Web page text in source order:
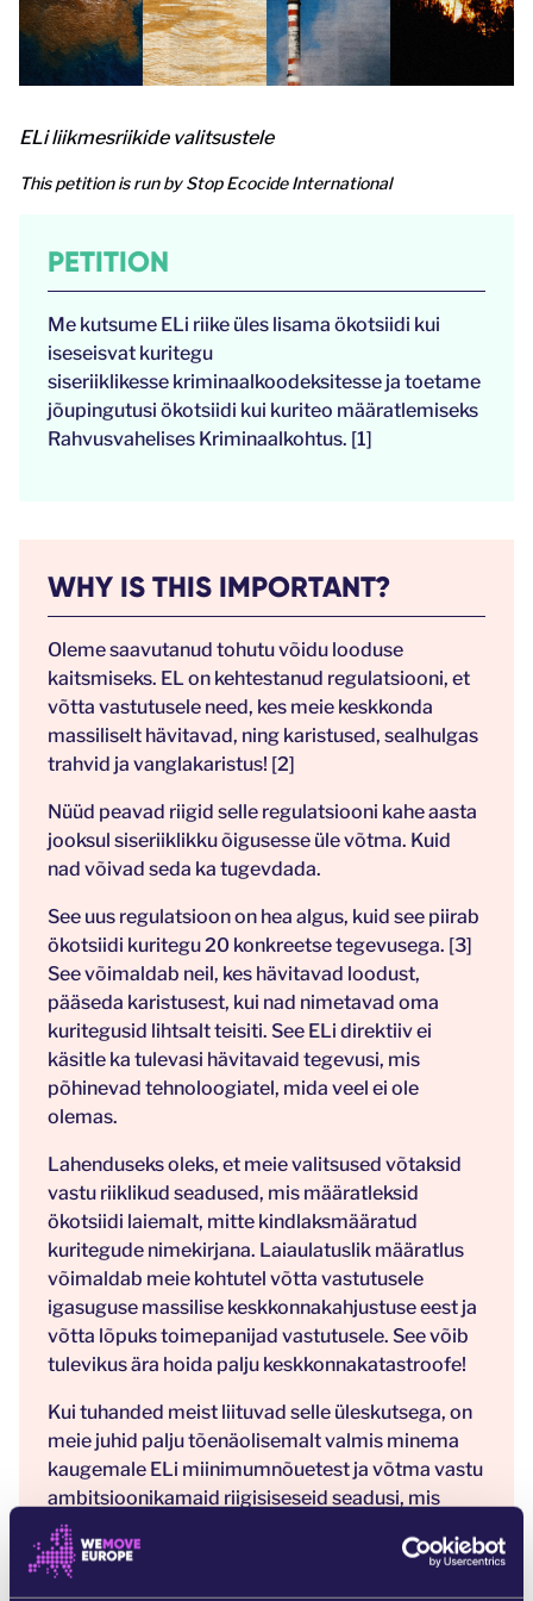
ELi liikmesriikide valitsustele
This petition is run by Stop Ecocide International
PETITION
Me kutsume ELi riike üles lisama ökotsiidi kui
iseseisvat kuritegu
siseriiklikesse kriminaalkoodeksitesse ja toetame
jõupingutusi ökotsiidi kui kuriteo määratlemiseks
Rahvusvahelises Kriminaalkohtus. [1]
WHY IS THIS IMPORTANT?
Oleme saavutanud tohutu võidu looduse
kaitsmiseks. EL on kehtestanud regulatsiooni, et
võtta vastutusele need, kes meie keskkonda
massiliselt hävitavad, ning karistused, sealhulgas
trahvid ja vanglakaristus! [2]
Nüüd peavad riigid selle regulatsiooni kahe aasta
jooksul siseriiklikku õigusesse üle võtma. Kuid
nad võivad seda ka tugevdada.
See uus regulatsioon on hea algus, kuid see piirab
ökotsiidi kuritegu 20 konkreetse tegevusega. [3]
See võimaldab neil, kes hävitavad loodust,
pääseda karistusest, kui nad nimetavad oma
kuritegusid lihtsalt teisiti. See ELi direktiiv ei
käsitle ka tulevasi hävitavaid tegevusi, mis
põhinevad tehnoloogiatel, mida veel ei ole
olemas.
Lahenduseks oleks, et meie valitsused võtaksid
vastu riiklikud seadused, mis määratleksid
ökotsiidi laiemalt, mitte kindlaksmääratud
kuritegude nimekirjana. Laiaulatuslik määratlus
võimaldab meie kohtutel võtta vastutusele
igasuguse massilise keskkonnakahjustuse eest ja
võtta lõpuks toimepanijad vastutusele. See võib
tulevikus ära hoida palju keskkonnakatastroofe!
Kui tuhanded meist liituvad selle üleskutsega, on
meie juhid palju tõenäolisemalt valmis minema
kaugemale ELi miinimumnõuetest ja võtma vastu
ambitsioonikamaid riigisiseseid seadusi, mis
tõepoolest kaitsevad meie loodust. Anna oma
hääl, et ükski keskkonnakuritegu ei jääks
karistamata!